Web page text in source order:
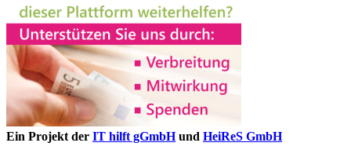
Ein Projekt der IT hilft gGmbHund HeiReS GmbH